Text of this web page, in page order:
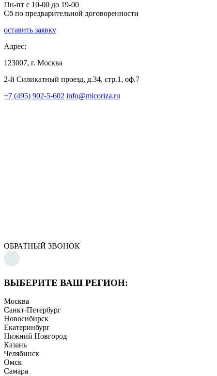
Пн-пт с 10-00 до 19-00
Сб по предварительной договоренности
оставить заявку
Адрес:
123007, г. Москва
2-й Силикатный проезд, д.34, стр.1, оф.7
+7 (495) 902-5-602 info@micoriza.ru
ОБРАТНЫЙ ЗВОНОК
ВЫБЕРИТЕ ВАШ РЕГИОН:
Москва
Санкт-Петербург
Новосибирск
Екатеринбург
Нижний Новгород
Казань
Челябинск
Омск
Самара